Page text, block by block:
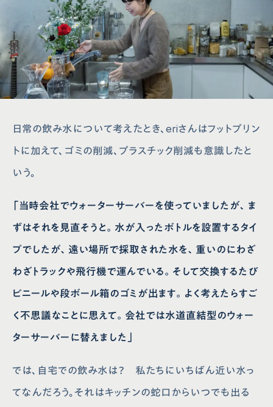
日常の飲み水について考えたとき、eriさんはフットプリン
トに加えて、ゴミの削減、プラスチック削減も意識したと
いう。
「当時会社でウォーターサーバーを使っていましたが、ま
ずはそれを見直そうと。水が入ったボトルを設置するタイ
プでしたが、遠い場所で採取された水を、重いのにわざ
わざトラックや飛行機で運んでいる。そして交換するたび
ビニールや段ボール箱のゴミが出ます。よく考えたらすご
く不思議なことに思えて。会社では水道直結型のウォー
ターサーバーに替えました」
では、自宅での飲み水は？ 私たちにいちばん近い水っ
てなんだろう。それはキッチンの蛇口からいつでも出る